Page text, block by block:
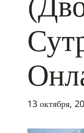
13 октября,